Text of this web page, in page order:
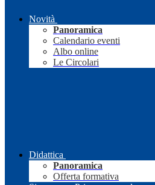
Novità
Panoramica
Calendario eventi
Albo online
Le Circolari
Didattica
Panoramica
Offerta formativa